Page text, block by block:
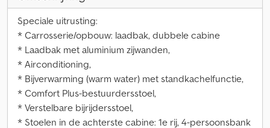
Speciale uitrusting:
* Carrosserie/opbouw: laadbak, dubbele cabine
* Laadbak met aluminium zijwanden,
* Airconditioning,
* Bijverwarming (warm water) met standkachelfunctie,
* Comfort Plus-bestuurdersstoel,
* Verstelbare bijrijdersstoel,
* Stoelen in de achterste cabine: 1e rij, 4-persoonsbank